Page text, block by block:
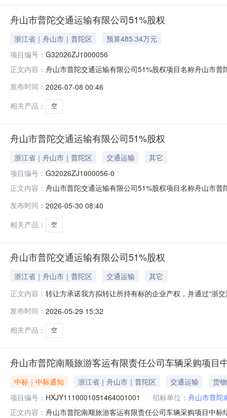
舟山市普陀交通运输有限公司51%股权
浙江省｜舟山市｜普陀区
预算485.34万元
项目编号： G32026ZJ1000056
正文内容： 舟山市普陀交通运输有限公司51%股权项目名称舟山市
交易条件与受让方资格条件信息披露期竞价方式我要留
发布时间： 2026-07-08 00:46
相关产品：
空
舟山市普陀交通运输有限公司51%股权
浙江省｜舟山市｜普陀区 交通运输
其它
项目编号： G32026ZJ1000056-0
正文内容： 舟山市普陀交通运输有限公司51%股权项目名称舟山市
格条件信息披露期竞价方式我要留言1、转让标的基本情
发布时间： 2026-05-30 08:40
相关产品：
空
舟山市普陀交通运输有限公司51%股权
浙江省｜舟山市｜普陀区 交通运输
其它
正文内容： 转让方承诺我方拟转让所持有标的企业产权，并通过“浙
人民共和国民法典》有关法律法规规定；（2）我方所提
程中自愿遵守有关法律法规和相关交易规则及
发布时间： 2026-05-29 15:32
相关产品：
空
舟山市普陀南顺旅游客运有限责任公司车辆采购项目
中标｜中标通知 浙江省｜舟山市｜普陀区 交通运输
货物
项目编号： HXJY1110001051464001001 招标单位： 舟山市普陀
正文内容： 舟山市普陀南顺旅游客运有限责任公司车辆采购项目中